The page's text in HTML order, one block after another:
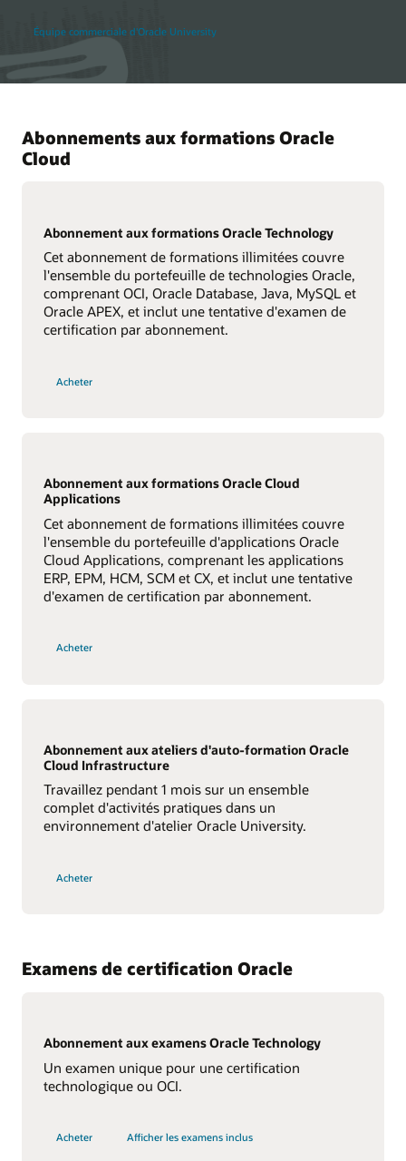
Équipe commerciale d'Oracle University
Abonnements aux formations Oracle
Cloud
Abonnement aux formations Oracle Technology
Cet abonnement de formations illimitées couvre
l'ensemble du portefeuille de technologies Oracle,
comprenant OCI, Oracle Database, Java, MySQL et
Oracle APEX, et inclut une tentative d'examen de
certification par abonnement.
Acheter
Abonnement aux formations Oracle Cloud
Applications
Cet abonnement de formations illimitées couvre
l'ensemble du portefeuille d'applications Oracle
Cloud Applications, comprenant les applications
ERP, EPM, HCM, SCM et CX, et inclut une tentative
d'examen de certification par abonnement.
Acheter
Abonnement aux ateliers d'auto-formation Oracle
Cloud Infrastructure
Travaillez pendant 1 mois sur un ensemble
complet d'activités pratiques dans un
environnement d'atelier Oracle University.
Acheter
Examens de certification Oracle
Abonnement aux examens Oracle Technology
Un examen unique pour une certification
technologique ou OCI.
Acheter Afficher les examens inclus